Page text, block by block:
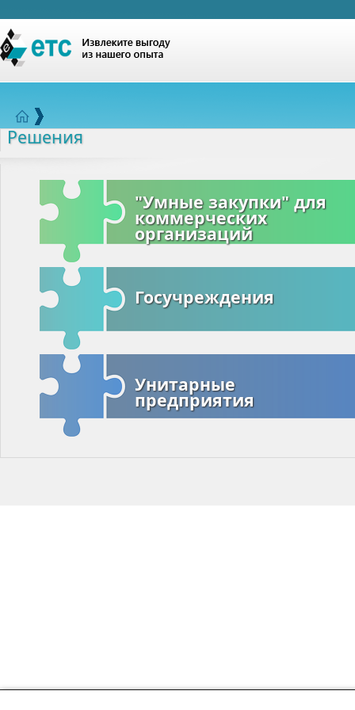
Решения
"Умные закупки" для
коммерческих
организаций
Госучреждения
Унитарные
предприятия